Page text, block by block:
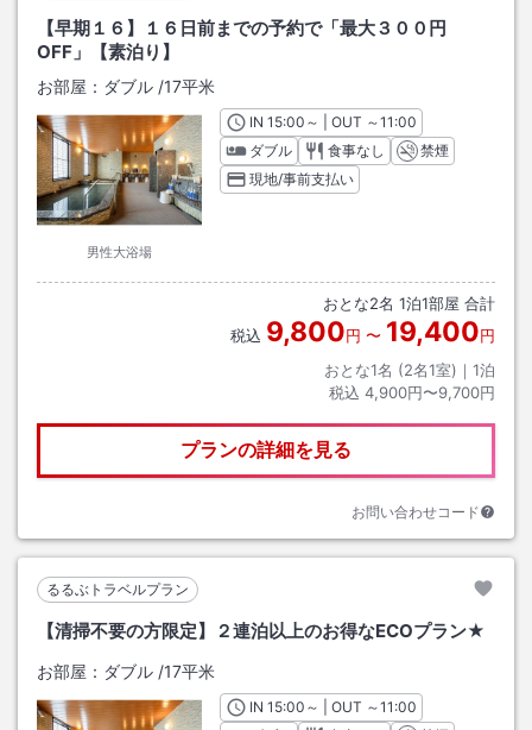
【早期１６】１６日前までの予約で「最大３００円
OFF」【素泊り】
お部屋： ダブル /17平米
男性大浴場
INチェックイン
15:00 ～ | OUT チェックアウト
～11:00
ダブル
食事なし
禁煙
現地/事前支払い
おとな2名 1泊1部屋 合計
税込 9,800円 〜 19,400円
おとな1名 (2名1室)｜ 1泊
税込 4,900円〜9,700円
プランの詳細を見る
お問い合わせコード
るるぶトラベルプラン
【清掃不要の方限定】２連泊以上のお得なECOプラン★
お部屋： ダブル /17平米
INチェックイン
15:00 ～ | OUT チェックアウト
～11:00